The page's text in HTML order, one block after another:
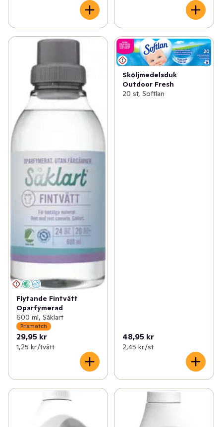
Flytande Fintvätt
Oparfymerad
600 ml, Såklart
Prismatch
29,95 kr
1,25 kr /tvätt
Sköljmedelsduk
Outdoor Fresh
20 st, Softlan
48,95 kr
2,45 kr /st